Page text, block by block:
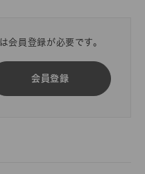
会員登録が必要です。
会員登録